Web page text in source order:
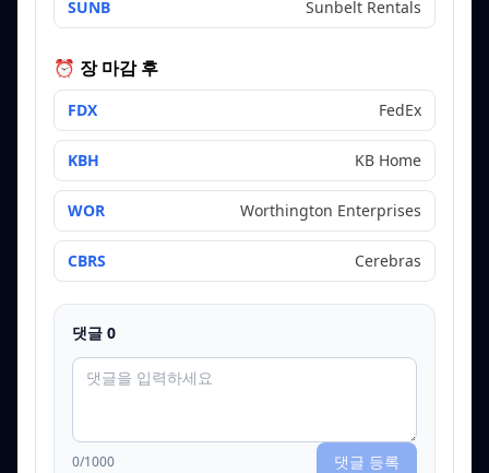
SUNB Sunbelt Rentals
⏰ 장 마감 후
FDX FedEx
KBH KB Home
WOR Worthington Enterprises
CBRS Cerebras
댓글 0
0/1000 댓글 등록